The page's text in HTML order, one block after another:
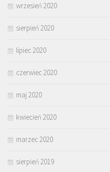
wrzesień 2020
sierpień 2020
lipiec 2020
czerwiec 2020
maj 2020
kwiecień 2020
marzec 2020
sierpień 2019